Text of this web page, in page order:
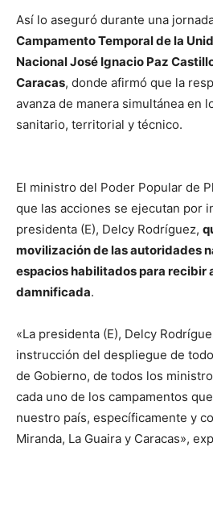
Así lo aseguró durante una
Campamento Temporal de la
Nacional José Ignacio Paz
Caracas, donde afirmó que la
avanza de manera simultánea en
sanitario, territorial y técnico.
El ministro del Poder Popular de
que las acciones se ejecutan por
presidenta (E), Delcy Rodríguez,
movilización de las autoridades
espacios habilitados para recibir
damnificada.
«La presidenta (E), Delcy
instrucción del despliegue de
de Gobierno, de todos los
cada uno de los campamentos
nuestro país, específicamente y
Miranda, La Guaira y Caracas»,